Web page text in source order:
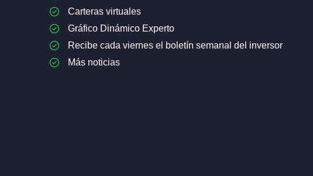
Carteras virtuales
Gráfico Dinámico Experto
Recibe cada viernes el boletín semanal del inversor
Más noticias